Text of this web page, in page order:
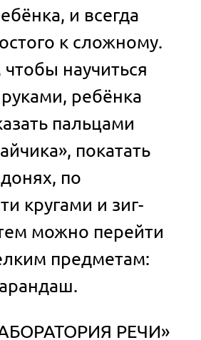
и всегда
к сложному.
научиться
ребёнка
пальцами
покатать
по
кругами и зиг-
можно перейти
предметам:
РЕЧИ»